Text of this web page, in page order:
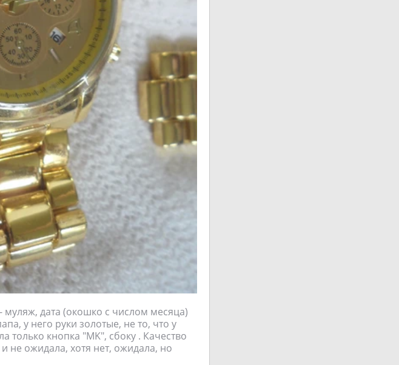
муляж, дата (окошко с числом месяца)
у него руки золотые, не то, что у
только кнопка "MK", сбоку . Качество
не ожидала, хотя нет, ожидала, но